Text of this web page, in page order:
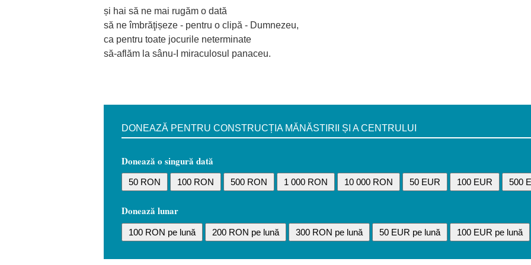
și hai să ne mai rugăm o dată
să ne îmbrăţișeze - pentru o clipă - Dumnezeu,
ca pentru toate jocurile neterminate
să-aflăm la sânu-I miraculosul panaceu.
DONEAZĂ PENTRU CONSTRUCȚIA MĂNĂSTIRII ȘI A CENTRULUI
Donează o singură dată
50 RON 100 RON 500 RON 1 000 RON 10 000 RON 50 EUR 100 EUR 500
Donează lunar
100 RON pe lună 200 RON pe lună 300 RON pe lună 50 EUR pe lună 100 EUR pe lună